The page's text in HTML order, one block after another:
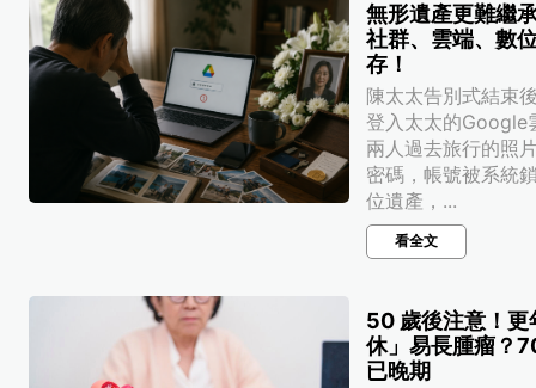
無形遺產更難繼
社群、雲端、數
存！
陳太太告別式結束
登入太太的Google
兩人過去旅行的照
密碼，帳號被系統
位遺產，...
看全文
50 歲後注意！更
休」易長腫瘤？
已晚期